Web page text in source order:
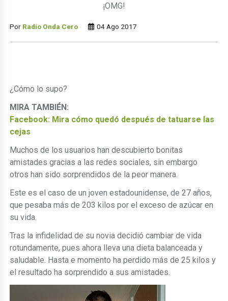
¡OMG!
Por Radio Onda Cero 04 Ago 2017
¿Cómo lo supo?
MIRA TAMBIÉN:
Facebook: Mira cómo quedó después de tatuarse las
cejas
Muchos de los usuarios han descubierto bonitas
amistades gracias a las redes sociales, sin embargo
otros han sido sorprendidos de la peor manera.
Este es el caso de un joven estadounidense, de 27 años,
que pesaba más de 203 kilos por el exceso de azúcar en
su vida.
Tras la infidelidad de su novia decidió cambiar de vida
rotundamente, pues ahora lleva una dieta balanceada y
saludable. Hasta e momento ha perdido más de 25 kilos y
el resultado ha sorprendido a sus amistades.